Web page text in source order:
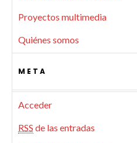
Proyectos multimedia
Quiénes somos
META
Acceder
RSS de las entradas